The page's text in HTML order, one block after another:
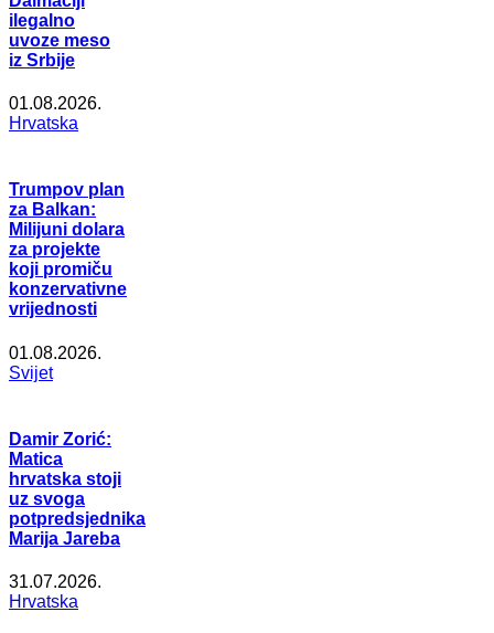
ilegalno
uvoze meso
iz Srbije
01.08.2026.
Hrvatska
Trumpov plan
za Balkan:
Milijuni dolara
za projekte
koji promiču
konzervativne
vrijednosti
01.08.2026.
Svijet
Damir Zorić:
Matica
hrvatska stoji
uz svoga
potpredsjednika
Marija Jareba
31.07.2026.
Hrvatska